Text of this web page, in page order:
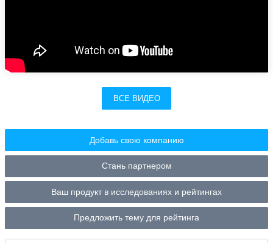
ВСЕ ВИДЕО
Добавь свою компанию
Стань партнером
Ваш продукт в исследованиях и рейтингах
Предложить тему для рейтинга